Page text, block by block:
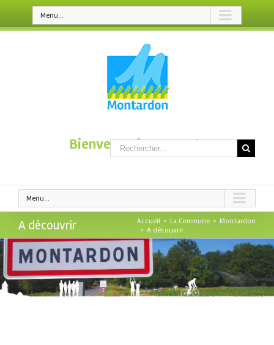
Menu...
Bienvenue à Montardon
Menu...
A découvrir Accueil > La Commune > Montardon
> A découvrir